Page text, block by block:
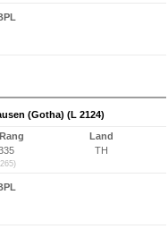
(Gotha) (L 2124)
Land
TH